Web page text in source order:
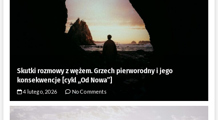
Skutki rozmowy z wężem. Grzech pierworodny i jego
konsekwencje [cykl ,,Od Nowa”]
4 lutego, 2026 No Comments